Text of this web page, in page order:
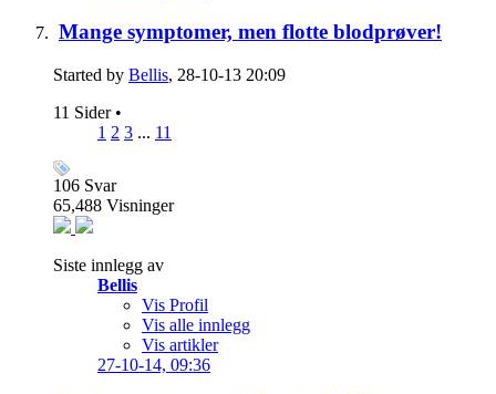
Mange symptomer, men flotte blodprøver!
Started by Bellis, 28-10-13 20:09
11 Sider •
1 2 3 ... 11
106 Svar
65,488 Visninger
Siste innlegg av
Bellis
Vis Profil
Vis alle innlegg
Vis artikler
27-10-14, 09:36